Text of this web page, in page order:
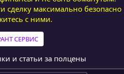
сделку максимально безопасно
с ними.
СЕРВИС